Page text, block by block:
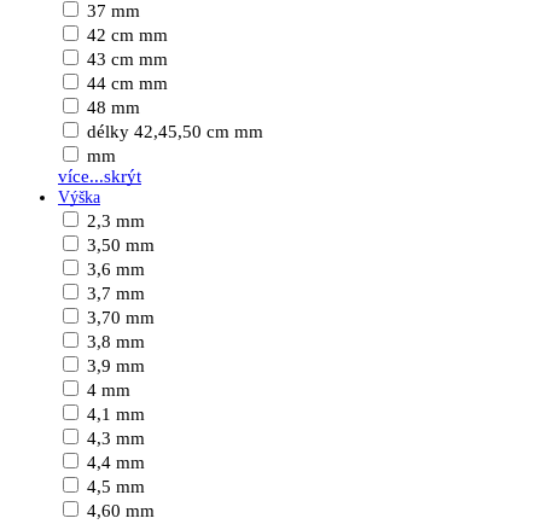
37 mm
42 cm mm
43 cm mm
44 cm mm
48 mm
délky 42,45,50 cm mm
mm
více...skrýt
Výška
2,3 mm
3,50 mm
3,6 mm
3,7 mm
3,70 mm
3,8 mm
3,9 mm
4 mm
4,1 mm
4,3 mm
4,4 mm
4,5 mm
4,60 mm